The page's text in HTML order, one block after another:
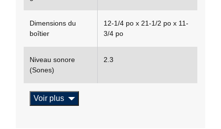
Dimensions du
boîtier
12-1/4 po x 21-1/2 po x 11-
3/4 po
Niveau sonore
(Sones)
2.3
Voir plus